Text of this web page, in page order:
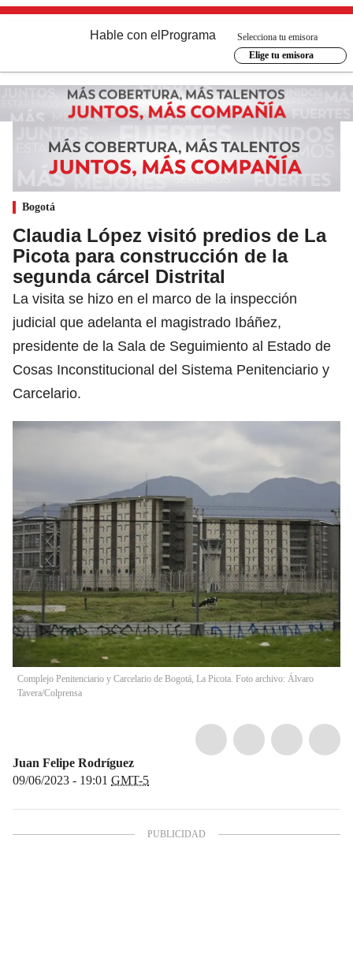
Hable con el Programa
Selecciona tu emisora
Elige tu emisora
Bogotá
Claudia López visitó predios de La
Picota para construcción de la
segunda cárcel Distrital
La visita se hizo en el marco de la inspección
judicial que adelanta el magistrado Ibáñez,
presidente de la Sala de Seguimiento al Estado de
Cosas Inconstitucional del Sistema Penitenciario y
Carcelario.
Complejo Penitenciario y Carcelario de Bogotá, La Picota. Foto archivo: Álvaro
Tavera/Colprensa
Juan Felipe Rodríguez
09/06/2023 - 19:01 GMT-5